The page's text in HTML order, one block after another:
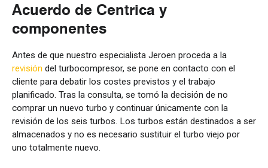
Acuerdo de Centrica y
componentes
Antes de que nuestro especialista Jeroen proceda a la
revisión del turbocompresor, se pone en contacto con el
cliente para debatir los costes previstos y el trabajo
planificado. Tras la consulta, se tomó la decisión de no
comprar un nuevo turbo y continuar únicamente con la
revisión de los seis turbos. Los turbos están destinados a ser
almacenados y no es necesario sustituir el turbo viejo por
uno totalmente nuevo.